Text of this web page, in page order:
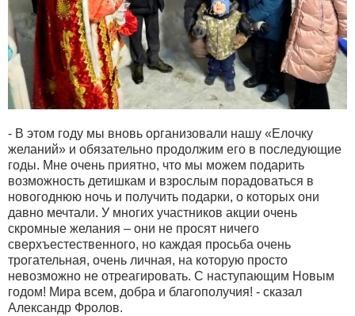
- В этом году мы вновь организовали нашу «Елочку
желаний» и обязательно продолжим его в последующие
годы. Мне очень приятно, что мы можем подарить
возможность детишкам и взрослым порадоваться в
новогоднюю ночь и получить подарки, о которых они
давно мечтали. У многих участников акции очень
скромные желания – они не просят ничего
сверхъестественного, но каждая просьба очень
трогательная, очень личная, на которую просто
невозможно не отреагировать. С наступающим Новым
годом! Мира всем, добра и благополучия! - сказал
Александр Фролов.